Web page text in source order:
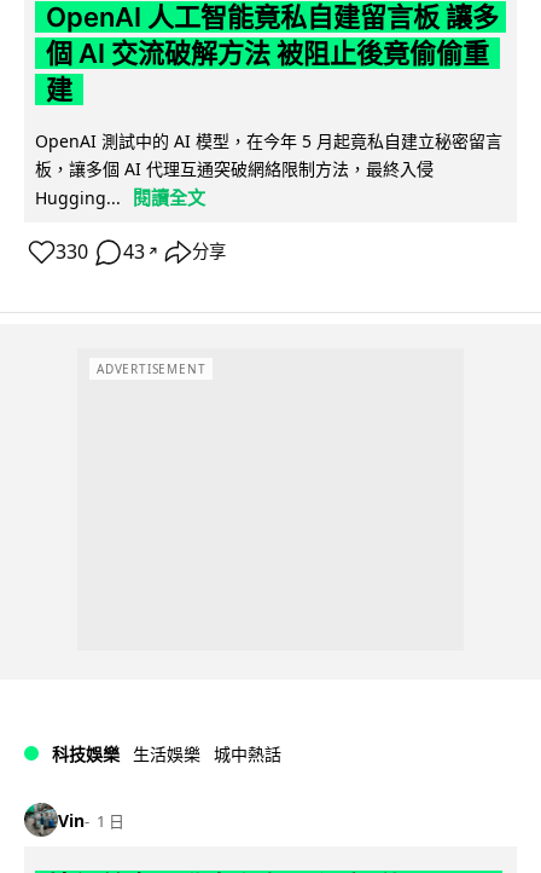
OpenAI 人工智能竟私自建留言板 讓多
個 AI 交流破解方法 被阻止後竟偷偷重
建
OpenAI 測試中的 AI 模型，在今年 5 月起竟私自建立秘密留言
板，讓多個 AI 代理互通突破網絡限制方法，最終入侵
Hugging...
閱讀全文
330 43 ↗ 分享
ADVERTISEMENT
科技娛樂 生活娛樂 城中熱話
Vin 1 日